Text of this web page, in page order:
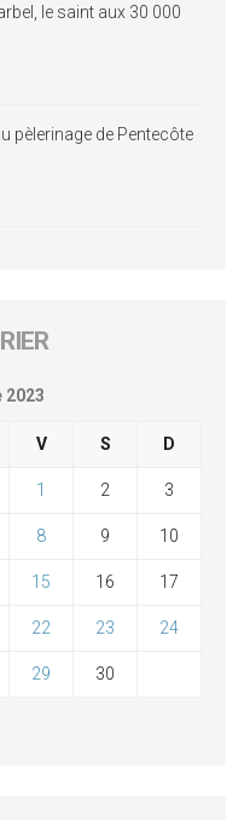
le saint aux 30 000
pèlerinage de Pentecôte
2023
V S D
1 2 3
8 9 10
15 16 17
22 23 24
29 30